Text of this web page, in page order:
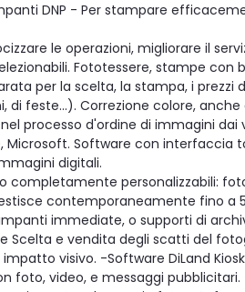
DNP - Per stampare
le operazioni, migliorare il
Fototessere, stampe con
per la scelta, la stampa, i
di feste...). Correzione colore,
processo d'ordine di immagini
Microsoft. Software con
digitali.
completamente personalizzabili:
contemporaneamente fino a 5
immediate, o supporti di
Scelta e vendita degli scatti del
visivo. -Software DiLand
video, e messaggi pubblicitari.